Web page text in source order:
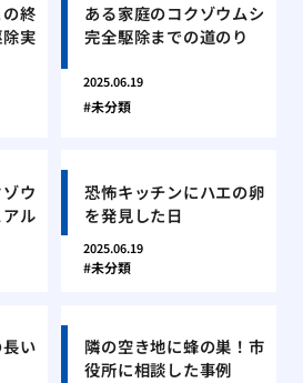
終
実
ある家庭のコクゾウムシ
完全駆除までの道のり
2025.06.19
未分類
ウ
ル
恐怖キッチンにハエの卵
を発見した日
2025.06.19
未分類
い
隣の空き地に蜂の巣！市
役所に相談した事例